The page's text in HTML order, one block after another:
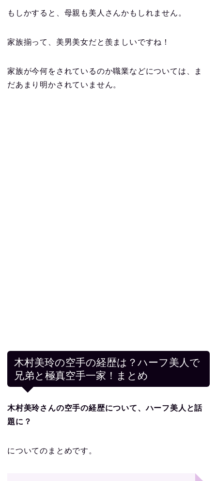
もしかすると、母親も美人さんかもしれません。
家族揃って、美男美女だと羨ましいですね！
家族が今何をされているのか職業などについては、ま
だあまり明かされていません。
木村美玲の空手の経歴は？ハーフ美人で
兄弟と極真空手一家！まとめ
木村美玲さんの空手の経歴について、ハーフ美人と話
題に？
についてのまとめです。